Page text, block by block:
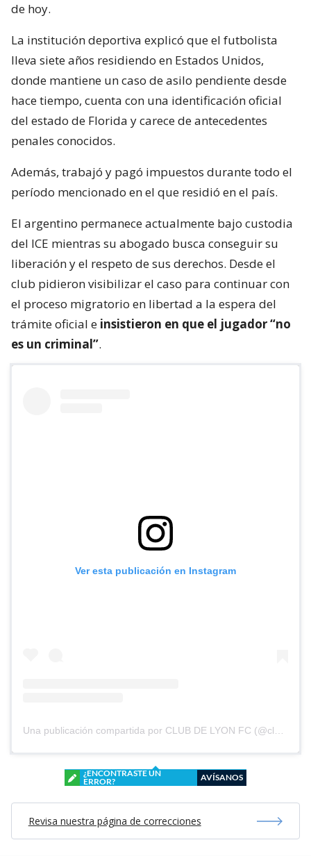
de hoy.
La institución deportiva explicó que el futbolista
lleva siete años residiendo en Estados Unidos,
donde mantiene un caso de asilo pendiente desde
hace tiempo, cuenta con una identificación oficial
del estado de Florida y carece de antecedentes
penales conocidos.
Además, trabajó y pagó impuestos durante todo el
período mencionado en el que residió en el país.
El argentino permanece actualmente bajo custodia
del ICE mientras su abogado busca conseguir su
liberación y el respeto de sus derechos. Desde el
club pidieron visibilizar el caso para continuar con
el proceso migratorio en libertad a la espera del
trámite oficial e insistieron en que el jugador “no
es un criminal”.
Ver esta publicación en Instagram
Una publicación compartida por CLUB DE LYON FC (@clubdelyonfc)
¿ENCONTRASTE UN
ERROR?
AVÍSANOS
Revisa nuestra página de correcciones